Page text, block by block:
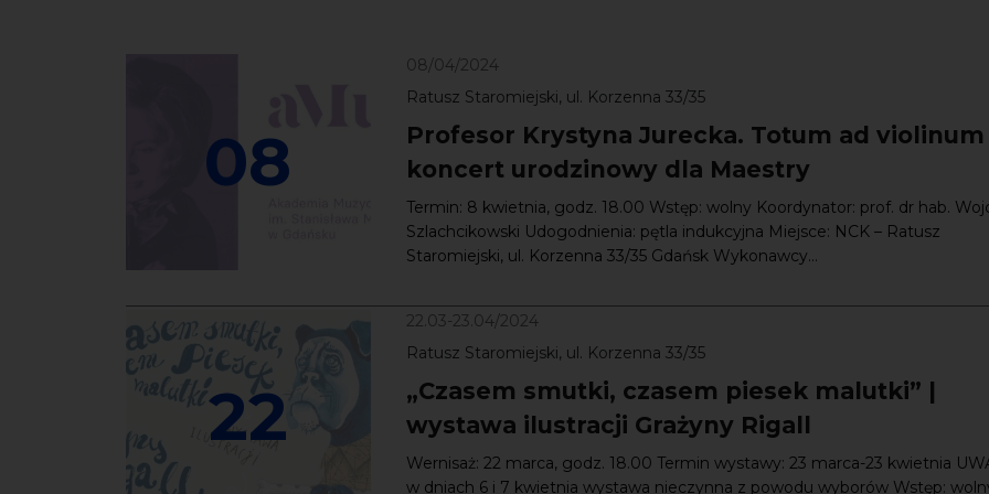
08
08/04/2024
Ratusz Staromiejski, ul. Korzenna 33/35
Profesor Krystyna Jurecka. Totum ad violinum
koncert urodzinowy dla Maestry
Termin: 8 kwietnia, godz. 18.00 Wstęp: wolny Koordynator: prof. dr hab.
Szlachcikowski Udogodnienia: pętla indukcyjna Miejsce: NCK – Ratusz
Staromiejski, ul. Korzenna 33/35 Gdańsk Wykonawcy...
22
22.03-23.04/2024
Ratusz Staromiejski, ul. Korzenna 33/35
„Czasem smutki, czasem piesek malutki” |
wystawa ilustracji Grażyny Rigall
Wernisaż: 22 marca, godz. 18.00 Termin wystawy: 23 marca-23 kwietnia
w dniach 6 i 7 kwietnia wystawa nieczynna z powodu wyborów Wstęp: